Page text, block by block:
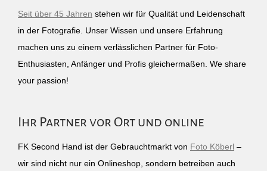
Seit über 45 Jahren stehen wir für Qualität und Leidenschaft
in der Fotografie. Unser Wissen und unsere Erfahrung
machen uns zu einem verlässlichen Partner für Foto-
Enthusiasten, Anfänger und Profis gleichermaßen. We share
your passion!
Ihr Partner vor Ort und online
FK Second Hand ist der Gebrauchtmarkt von Foto Köberl –
wir sind nicht nur ein Onlineshop, sondern betreiben auch